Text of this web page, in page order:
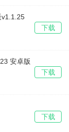
v1.1.25
下载
安卓版
下载
下载